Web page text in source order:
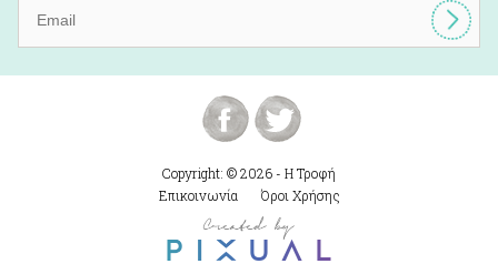
Copyright: © 2026 - Η Τροφή
Επικοινωνία
Όροι Χρήσης